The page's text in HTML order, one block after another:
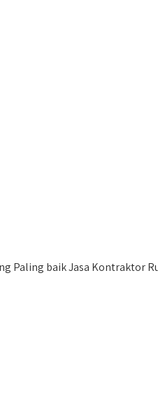
Paling baik Jasa Kontraktor